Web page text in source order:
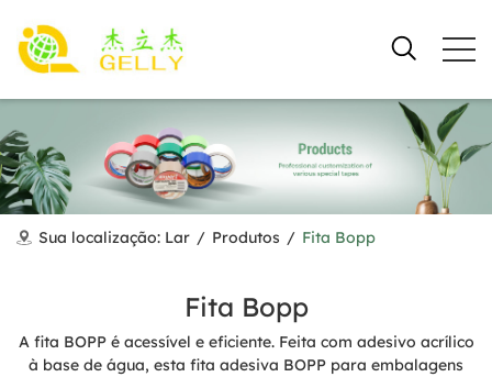
Sua localização: Lar / Produtos / Fita Bopp
Fita Bopp
A fita BOPP é acessível e eficiente. Feita com adesivo acrílico
à base de água, esta fita adesiva BOPP para embalagens